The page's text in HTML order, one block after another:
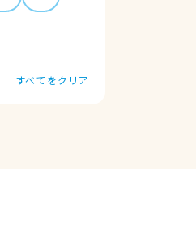
すべてをクリア